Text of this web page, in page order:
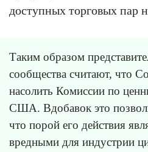
доступных торговых пар
Таким образом
сообщества считают, что
насолить Комиссии по
США. Вдобавок это
что порой его действия
вредными для индустрии